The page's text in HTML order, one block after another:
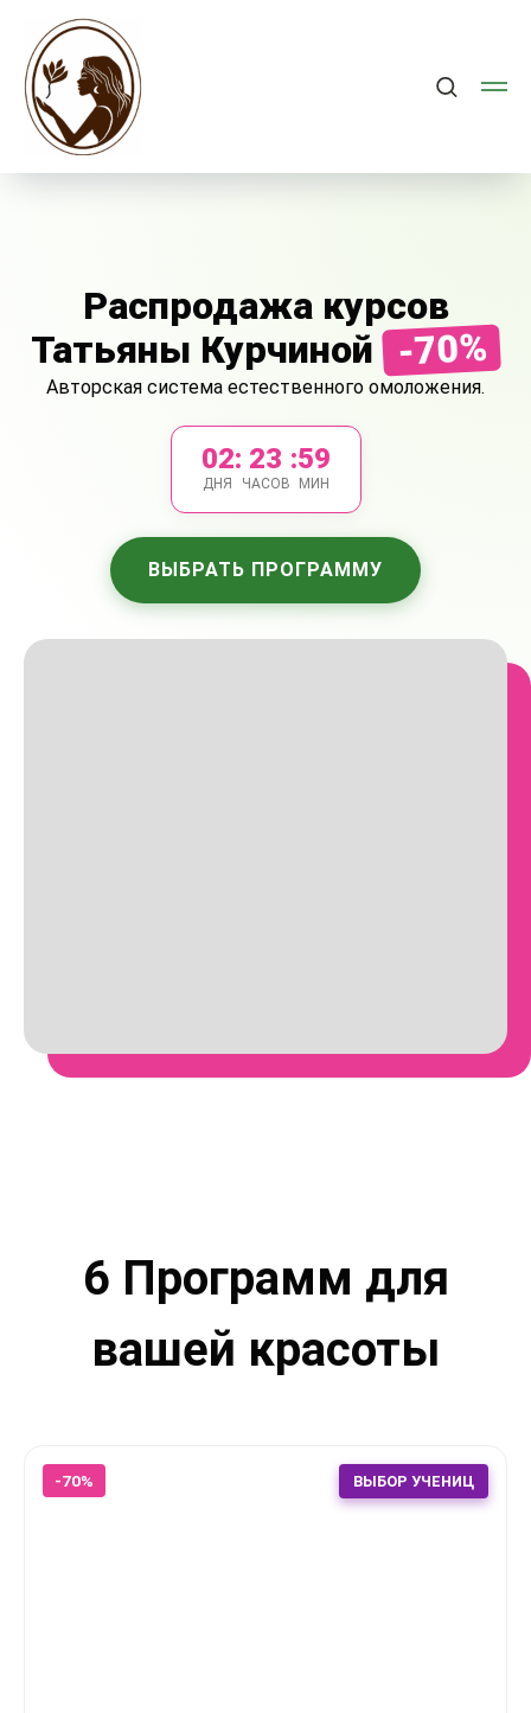
Распродажа курсов
Татьяны Курчиной -70%
Авторская система естественного омоложения.
02
ДНЯ
: 23
ЧАСОВ
:59
МИН
ВЫБРАТЬ ПРОГРАММУ
6 Программ для
вашей красоты
ВЫБОР УЧЕНИЦ
-70%